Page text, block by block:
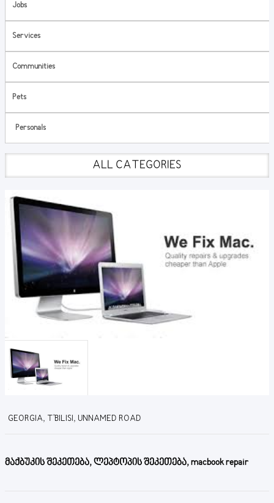
Jobs
Services
Communities
Pets
Personals
ALL CATEGORIES
GEORGIA, T'BILISI, UNNAMED ROAD
მაქბუკის შეკეთება, ლეპტოპის შეკეთება, macbook repair